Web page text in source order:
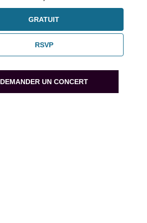
RSVP
GRATUIT
DEMANDER UN CONCERT